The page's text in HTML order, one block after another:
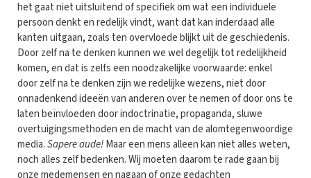
het gaat niet uitsluitend of specifiek om wat een individuele
persoon denkt en redelijk vindt, want dat kan inderdaad alle
kanten uitgaan, zoals ten overvloede blijkt uit de geschiedenis.
Door zelf na te denken kunnen we wel degelijk tot redelijkheid
komen, en dat is zelfs een noodzakelijke voorwaarde: enkel
door zelf na te denken zijn we redelijke wezens, niet door
onnadenkend ideeën van anderen over te nemen of door ons te
laten beïnvloeden door indoctrinatie, propaganda, sluwe
overtuigingsmethoden en de macht van de alomtegenwoordige
media.Sapere aude!Maar een mens alleen kan niet alles weten,
noch alles zelf bedenken. Wij moeten daarom te rade gaan bij
onze medemensen en nagaan of onze gedachten